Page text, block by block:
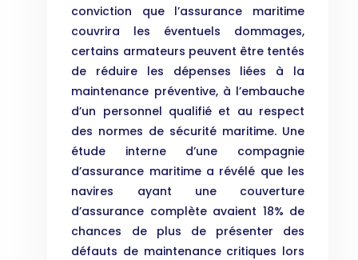
conviction que l’assurance maritime
couvrira les éventuels dommages,
certains armateurs peuvent être tentés
de réduire les dépenses liées à la
maintenance préventive, à l’embauche
d’un personnel qualifié et au respect
des normes de sécurité maritime. Une
étude interne d’une compagnie
d’assurance maritime a révélé que les
navires ayant une couverture
d’assurance complète avaient 18% de
chances de plus de présenter des
défauts de maintenance critiques lors